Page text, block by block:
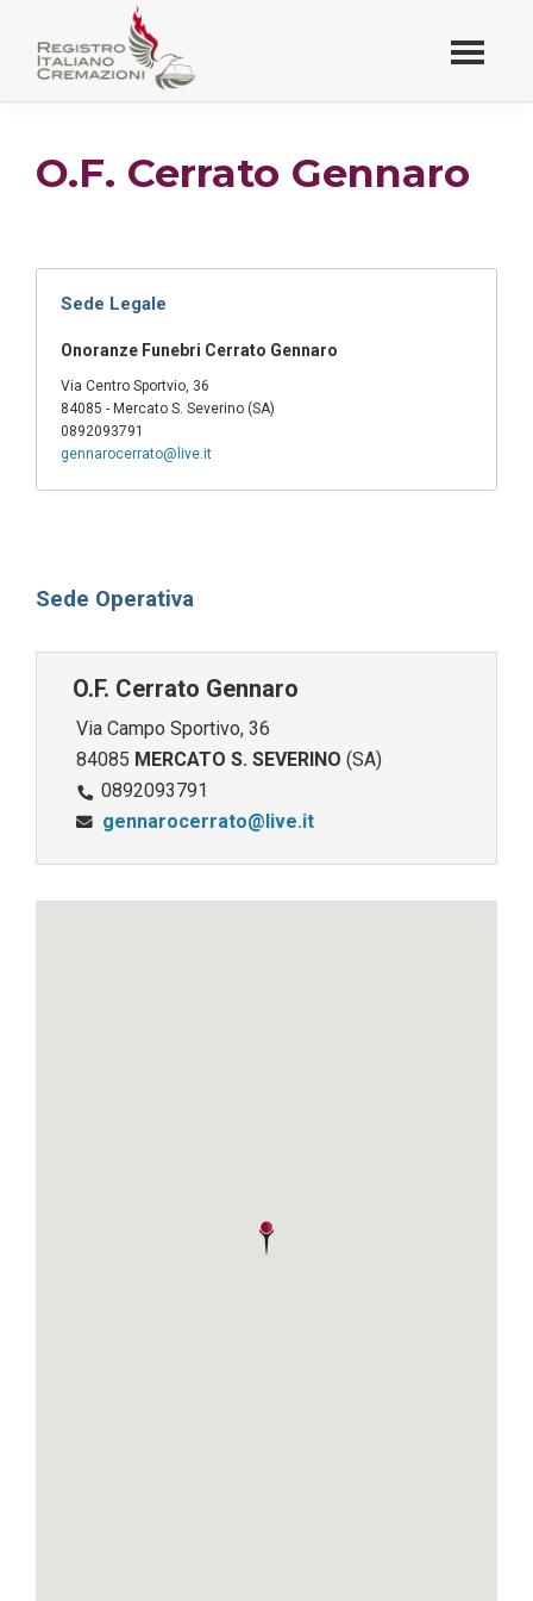
contenuto
principaleRegistro Italiano
O.F. Cerrato Gennaro
Sede Legale
Onoranze Funebri Cerrato Gennaro
Via Centro Sportvio, 36
84085 - Mercato S. Severino (SA)
0892093791
gennarocerrato@live.it
Sede Operativa
O.F. Cerrato Gennaro
Via Campo Sportivo, 36
84085 MERCATO S. SEVERINO (SA)
0892093791
gennarocerrato@live.it